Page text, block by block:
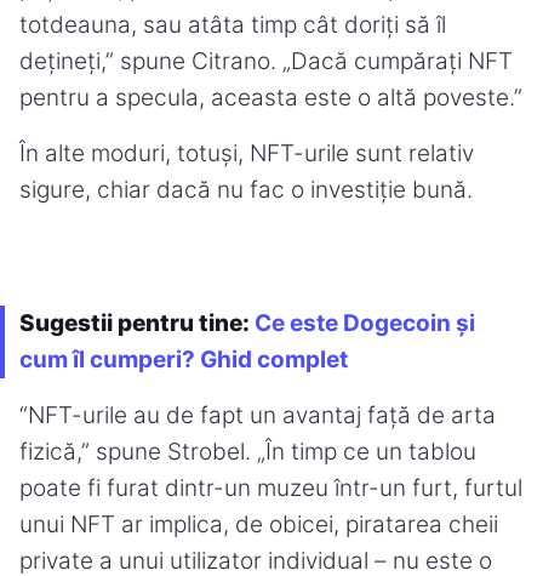
totdeauna, sau atâta timp cât doriți să îl
dețineți,” spune Citrano. „Dacă cumpărați NFT
pentru a specula, aceasta este o altă poveste.”
În alte moduri, totuși, NFT-urile sunt relativ
sigure, chiar dacă nu fac o investiție bună.
Sugestii pentru tine: Ce este Dogecoin și
cum îl cumperi? Ghid complet
“NFT-urile au de fapt un avantaj față de arta
fizică,” spune Strobel. „În timp ce un tablou
poate fi furat dintr-un muzeu într-un furt, furtul
unui NFT ar implica, de obicei, piratarea cheii
private a unui utilizator individual – nu este o